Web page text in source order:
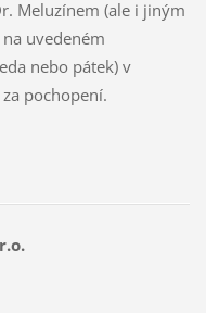
Meluzínem (ale i jiným
uvedeném
nebo pátek) v
pochopení.